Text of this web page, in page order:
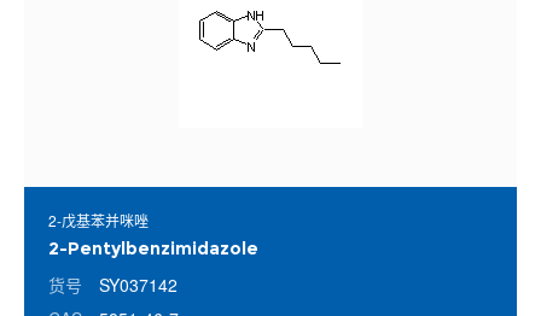
2-戊基苯并咪唑
2-Pentylbenzimidazole
货号
SY037142